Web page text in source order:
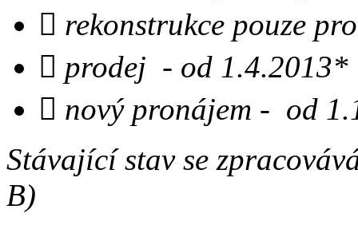
 rekonstrukce pouze
 prodej - od 1.4.2013*
 nový pronájem - od
Stávající stav se
B)